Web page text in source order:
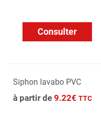
Consulter
Siphon lavabo PVC
à partir de 9.22€ TTC